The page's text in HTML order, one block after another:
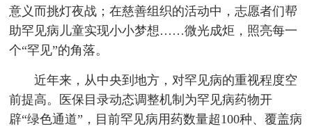
意义而挑灯夜战；在慈善组织的活动中，志愿者们帮
助罕见病儿童实现小小梦想……微光成炬，照亮每一
个“罕见”的角落。
近年来，从中央到地方，对罕见病的重视程度空
前提高。医保目录动态调整机制为罕见病药物开
辟“绿色通道”，目前罕见病用药数量超100种、覆盖病